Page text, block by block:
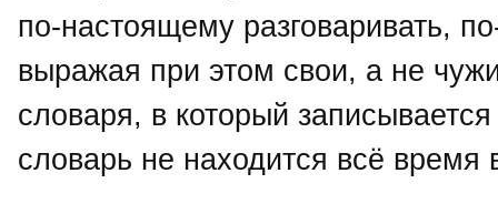
по-настоящему разговаривать,
выражая при этом свои, а не
словаря, в который
словарь не находится всё время